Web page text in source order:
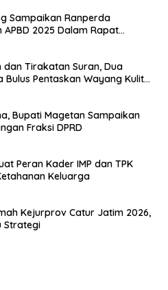
Sampaikan Ranperda
2025 Dalam Rapat
Tirakatan Suran, Dua
Bulus Pentaskan Wayang Kulit
Bupati Magetan Sampaikan
Fraksi DPRD
Peran Kader IMP dan TPK
Keluarga
Kejurprov Catur Jatim 2026,
Strategi